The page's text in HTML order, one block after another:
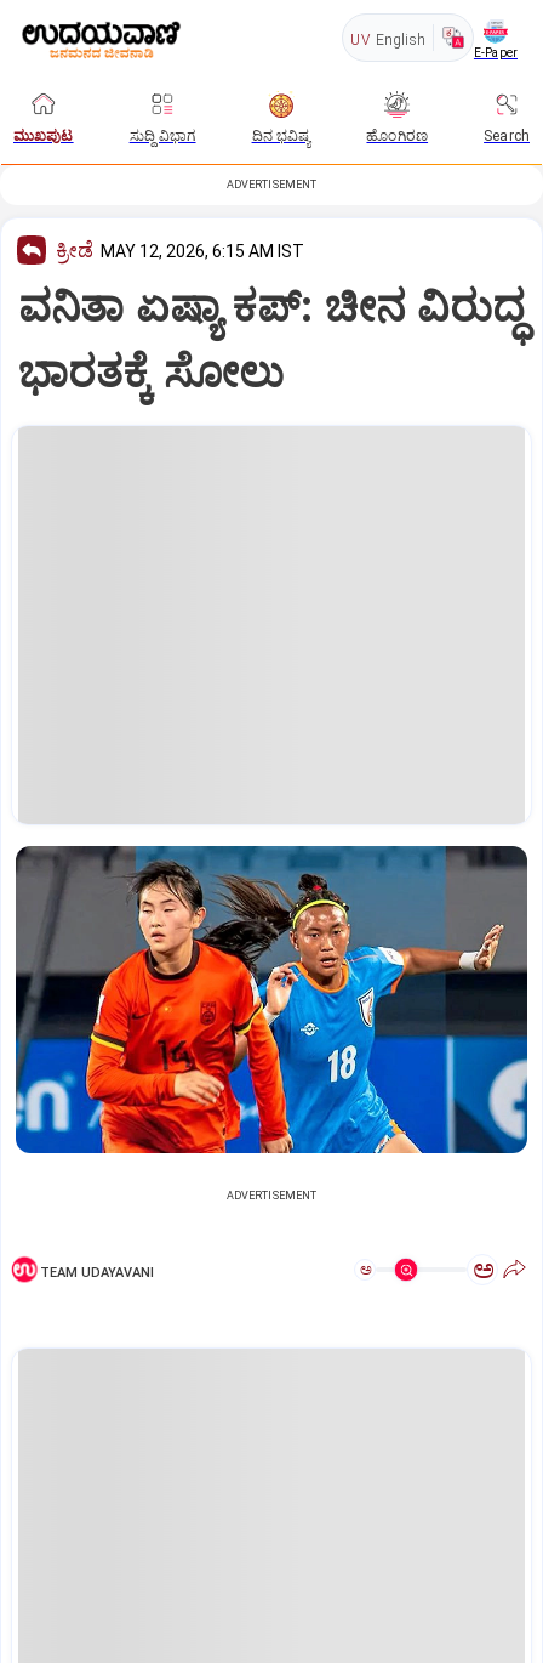
UV English
E-Paper
ಮುಖಪುಟ ಸುದ್ದಿ ವಿಭಾಗ ದಿನ ಭವಿಷ್ಯ ಹೊಂಗಿರಣ Search
ADVERTISEMENT
ಕ್ರೀಡೆ MAY 12, 2026, 6:15 AM IST
ವನಿತಾ ಏಷ್ಯಾ ಕಪ್‌: ಚೀನ ವಿರುದ್ಧ
ಭಾರತಕ್ಕೆ ಸೋಲು
ADVERTISEMENT
TEAM UDAYAVANI ಅ ಅ